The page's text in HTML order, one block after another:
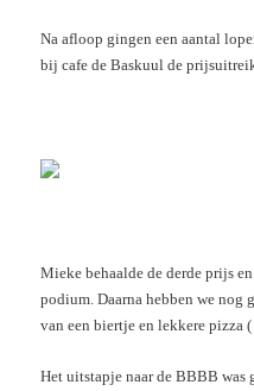
Na afloop gingen een aantal
bij cafe de Baskuul de
Mieke behaalde de derde prijs
podium. Daarna hebben we nog
van een biertje en lekkere pizza
Het uitstapje naar de BBBB was